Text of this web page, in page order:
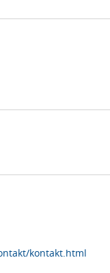
kontakt.html